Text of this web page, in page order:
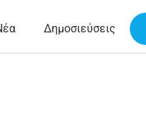
Δημοσιεύσεις